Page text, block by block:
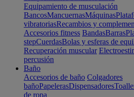
Equipamiento de musculación
BancosMancuernasMáquinas
vibratoriasRecambios y
Accesorios fitness BandasBarras
stepCuerdasBolas y esferas de
Recuperación muscular
percusión
Baño
Accesorios de baño Colgadores
bañoPapelerasDispensadores
de ropa